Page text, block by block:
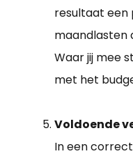
resultaat
maandlasten
Waar jij mee
met het
Voldoende
In een